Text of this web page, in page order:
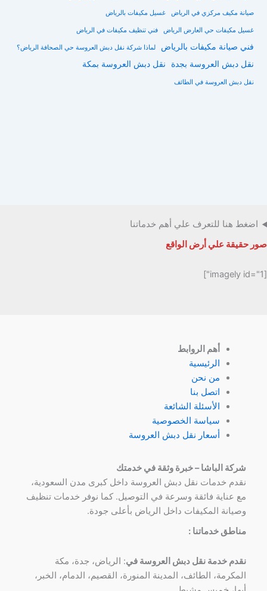
صيانة مكيف مركزي في الرياض غسيل مكيفات بالرياض
غسيل مكيفات حي العارض الرياض فني تنظيف مكيفات في الرياض
فني صيانة مكيفات بالرياض لماذا شركة نقل دبش العروسة حي الصحافة الرياض؟
نقل دبش العروسة بجدة نقل دبش العروسة بمكة
نقل دبش العروسة في الطائف
اضغط هنا للتعرف علي أهم خدماتنا
صور حقيقة علي أرض الواقع
[imagely id="1"]
أهم الروابط
الرئيسية
من نحن
اتصل بنا
الأسئلة الشائعة
سياسة الخصوصية
أسعار نقل دبش العروسة
شركة الباشا – خبرة وثقة في خدمتك
نقدم خدمات نقل دبش العروسة داخل كبرى مدن السعودية،
مع عناية فائقة وسرعة في التوصيل. كما نوفر خدمات تنظيف
وصيانة المكيفات داخل الرياض بأعلى جودة.
مناطق خدماتنا :
نقدم خدمة نقل دبش العروسة في: الرياض، جدة، مكة
المكرمة، الطائف، المدينة المنورة، القصيم، الدمام، الخبر،